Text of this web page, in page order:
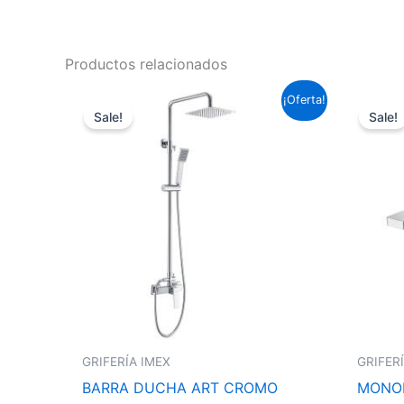
Productos relacionados
¡Oferta!
Sale!
GRIFERÍA IMEX
BARRA DUCHA ART CROMO
precio
era:
193,60 €.
El
precio
Sale!